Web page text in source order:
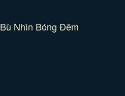
Bù Nhìn Bóng Đêm